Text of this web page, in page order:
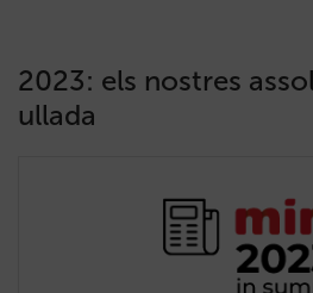
2023: els nostres
ullada